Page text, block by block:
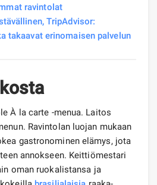
ravintolat
TripAdvisor:
takaavat erinomaisen palvelun
À la carte -menua. Laitos
Ravintolan luojan mukaan
gastronominen elämys, jota
annokseen. Keittiömestari
oman ruokalistansa ja